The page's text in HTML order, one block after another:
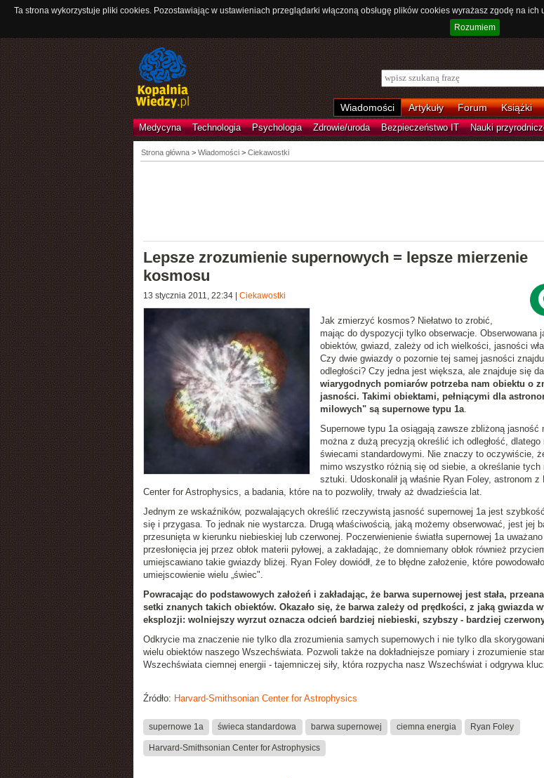
Ta strona wykorzystuje pliki cookies. Pozostawiając w ustawieniach przeglądarki włączoną obsługę plików cookies wyrażasz zgodę na
Rozumiem
Wiadomości Artykuły Forum Książki
Medycyna Technologia Psychologia Zdrowie/uroda Bezpieczeństwo IT Nauki
Strona główna> Wiadomości > Ciekawostki
Lepsze zrozumienie supernowych = lepsze mierzenie
kosmosu
13 stycznia 2011, 22:34| Ciekawostki
Jak zmierzyć kosmos? Niełatwo to zrobić,
mając do dyspozycji tylko obserwacje. Obserwowana
obiektów, gwiazd, zależy od ich wielkości, jasności
Czy dwie gwiazdy o pozornie tej samej jasności
odległości? Czy jedna jest większa, ale znajduje się
wiarygodnych pomiarów potrzeba nam obiektu o
jasności. Takimi obiektami, pełniącymi dla
milowych" są supernowe typu 1a.
Supernowe typu 1a osiągają zawsze zbliżoną
można z dużą precyzją określić ich odległość,
świecami standardowymi. Nie znaczy to oczywiście,
mimo wszystko różnią się od siebie, a określanie tych
sztuki. Udoskonalił ją właśnie Ryan Foley, astronom z
Center for Astrophysics, a badania, które na to pozwoliły, trwały aż dwadzieścia lat.
Jednym ze wskaźników, pozwalających określić rzeczywistą jasność supernowej 1a jest
się i przygasa. To jednak nie wystarcza. Drugą właściwością, jaką możemy obserwować, jest jej
przesunięta w kierunku niebieskiej lub czerwonej. Poczerwienienie światła supernowej 1a
przesłonięcia jej przez obłok materii pyłowej, a zakładając, że domniemany obłok również
umiejscawiano takie gwiazdy bliżej. Ryan Foley dowiódł, że to błędne założenie, które
umiejscowienie wielu „świec".
Powracając do podstawowych założeń i zakładając, że barwa supernowej jest stała,
setki znanych takich obiektów. Okazało się, że barwa zależy od prędkości, z jaką gwiazda
eksplozji: wolniejszy wyrzut oznacza odcień bardziej niebieski, szybszy - bardziej
Odkrycie ma znaczenie nie tylko dla zrozumienia samych supernowych i nie tylko dla
wielu obiektów naszego Wszechświata. Pozwoli także na dokładniejsze pomiary i zrozumienie
Wszechświata ciemnej energii - tajemniczej siły, która rozpycha nasz Wszechświat i odgrywa
Źródło: Harvard-Smithsonian Center for Astrophysics
supernowe 1a świeca standardowa barwa supernowej ciemna energia Ryan Foley
Harvard-Smithsonian Center for Astrophysics